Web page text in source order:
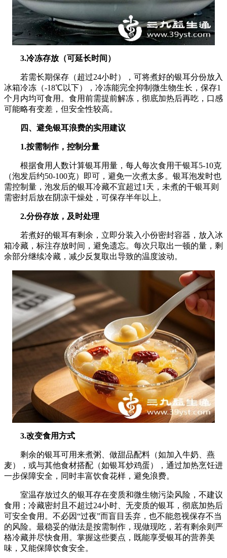
3.冷冻存放（可延长时间）
若需长期保存（超过24小时），可将煮好的银耳分份放入
冰箱冷冻（-18℃以下），冷冻能完全抑制微生物生长，保存1
个月内均可食用。食用前需提前解冻，彻底加热后再吃，口感
可能略有变差，但安全性较高。
四、避免银耳浪费的实用建议
1.按需制作，控制分量
根据食用人数计算银耳用量，每人每次食用干银耳5-10克
（泡发后约50-100克）即可，避免一次煮太多。银耳泡发时也
需控制量，泡发后的银耳冷藏不宜超过1天，未煮的干银耳则
需密封后放在阴凉干燥处，可保存半年以上。
2.分份存放，及时处理
若煮好的银耳有剩余，立即分装入小份密封容器，放入冰
箱冷藏，标注存放时间，避免遗忘。每次只取出一顿的量，剩
余部分继续冷藏，减少反复取出导致的温度波动。
3.改变食用方式
剩余的银耳可用来煮粥、做甜品配料（如加入牛奶、燕
麦），或与其他食材搭配（如银耳炒鸡蛋），通过加热烹饪进
一步保障安全，同时丰富饮食花样，避免浪费。
室温存放过久的银耳存在变质和微生物污染风险，不建议
食用；冷藏密封且不超过24小时、无变质的银耳，彻底加热后
可安全食用。不必因“过夜”而盲目丢弃，也不能忽视保存不当
的风险。最稳妥的做法是按需制作，现做现吃，若有剩余则严
格冷藏并尽快食用。掌握这些要点，既能享受银耳的营养美
味，又能保障饮食安全。